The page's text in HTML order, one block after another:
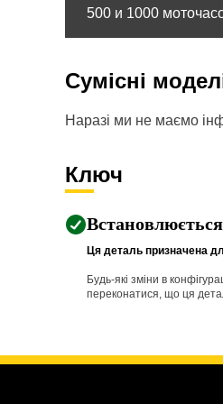
500 и 1000
Сумісні
Наразі ми не маємо
Ключ
Ця деталь призначена
Будь-які зміни в
переконатися, що ця